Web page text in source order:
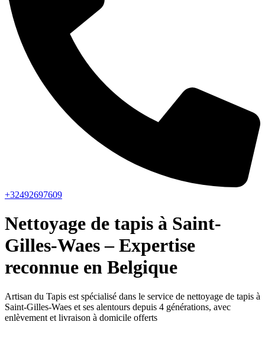
+32492697609
Nettoyage de tapis à Saint-
Gilles-Waes – Expertise
reconnue en Belgique
Artisan du Tapis est spécialisé dans le service de nettoyage de tapis à
Saint-Gilles-Waes et ses alentours depuis 4 générations, avec
enlèvement et livraison à domicile offerts